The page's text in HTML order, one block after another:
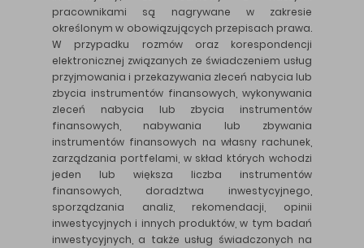
pracownikami są nagrywane w zakresie
określonym w obowiązujących przepisach prawa.
W przypadku rozmów oraz korespondencji
elektronicznej związanych ze świadczeniem usług
przyjmowania i przekazywania zleceń nabycia lub
zbycia instrumentów finansowych, wykonywania
zleceń nabycia lub zbycia instrumentów
finansowych, nabywania lub zbywania
instrumentów finansowych na własny rachunek,
zarządzania portfelami, w skład których wchodzi
jeden lub większa liczba instrumentów
finansowych, doradztwa inwestycyjnego,
sporządzania analiz, rekomendacji, opinii
inwestycyjnych i innych produktów, w tym badań
inwestycyjnych, a także usług świadczonych na